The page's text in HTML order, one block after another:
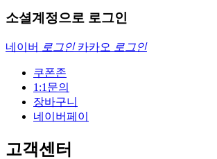
소셜계정으로 로그인
네이버 로그인 카카오 로그인
쿠폰존
1:1문의
장바구니
네이버페이
고객센터